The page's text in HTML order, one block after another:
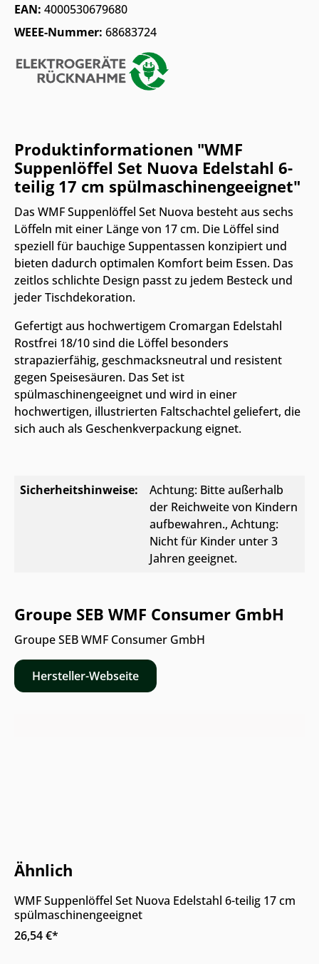
EAN: 4000530679680
WEEE-Nummer: 68683724
Produktinformationen "WMF
Suppenlöffel Set Nuova Edelstahl 6-
teilig 17 cm spülmaschinengeeignet"
Das WMF Suppenlöffel Set Nuova besteht aus sechs
Löffeln mit einer Länge von 17 cm. Die Löffel sind
speziell für bauchige Suppentassen konzipiert und
bieten dadurch optimalen Komfort beim Essen. Das
zeitlos schlichte Design passt zu jedem Besteck und
jeder Tischdekoration.
Gefertigt aus hochwertigem Cromargan Edelstahl
Rostfrei 18/10 sind die Löffel besonders
strapazierfähig, geschmacksneutral und resistent
gegen Speisesäuren. Das Set ist
spülmaschinengeeignet und wird in einer
hochwertigen, illustrierten Faltschachtel geliefert, die
sich auch als Geschenkverpackung eignet.
Sicherheitshinweise:
Achtung: Bitte außerhalb
der Reichweite von Kindern
aufbewahren., Achtung:
Nicht für Kinder unter 3
Jahren geeignet.
Groupe SEB WMF Consumer GmbH
Groupe SEB WMF Consumer GmbH
Hersteller-Webseite
Ähnlich
Online & im Möbelhaus verfügbar
WMF Suppenlöffel Set Nuova Edelstahl 6-teilig 17 cm
spülmaschinengeeignet
26,54 €*